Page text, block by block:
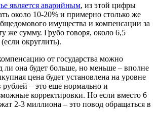
является аварийным, из этой цифры
около 10-20% и примерно столько же
имущества и компенсации за
же сумму. Грубо говоря, около 6,5
округлить).
от государства можно
ли она будет больше, но меньше – вполне
цена будет установлена на уровне
– это еще нормально и
корректировки. Но если вместо 6
2-3 миллиона – это повод обращаться в